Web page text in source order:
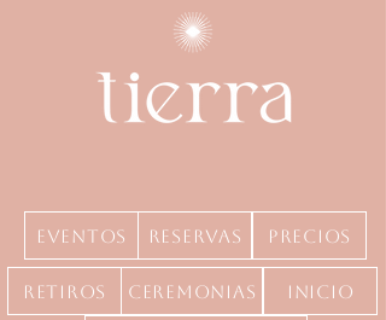
Reservas
Eventos precios
Ceremonias
Retiros inicio